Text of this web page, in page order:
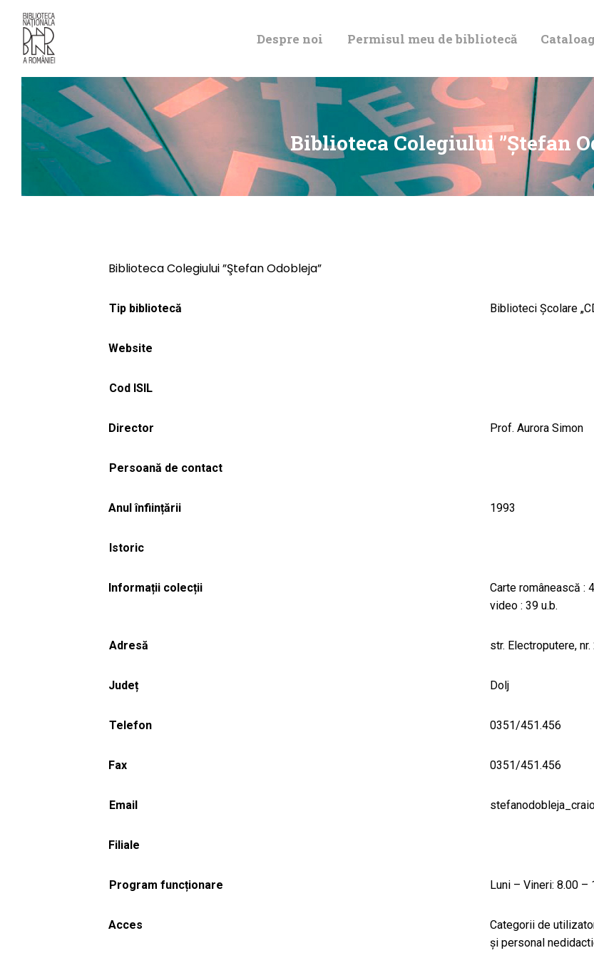
Despre noi Permisul meu de bibliotecă
Biblioteca Colegiului ”Ştefan
DE BIBLIOTECĂ
CATALOAGE ȘI
COLECȚII
Biblioteca Colegiului ”Ştefan Odobleja”
Tip bibliotecă Biblioteci Școlare
Website
Cod ISIL
Director Prof. Aurora Simon
Persoană de contact
Anul înființării 1993
Istoric
Informații colecții
Carte românească :
video : 39 u.b.
Adresă str. Electroputere, nr.
Județ Dolj
Telefon 0351/451.456
Fax 0351/451.456
Email
Filiale
Program funcționare Luni – Vineri: 8.00
Acces
Categorii de
şi personal